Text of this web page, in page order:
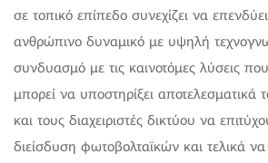
σε τοπικό επίπεδο συνεχίζει να
ανθρώπινο δυναμικό με υψηλή
συνδυασμό με τις καινοτόμες λύσεις
μπορεί να υποστηρίξει αποτελεσματικά
και τους διαχειριστές δικτύου να
διείσδυση φωτοβολταϊκών και τελικά να